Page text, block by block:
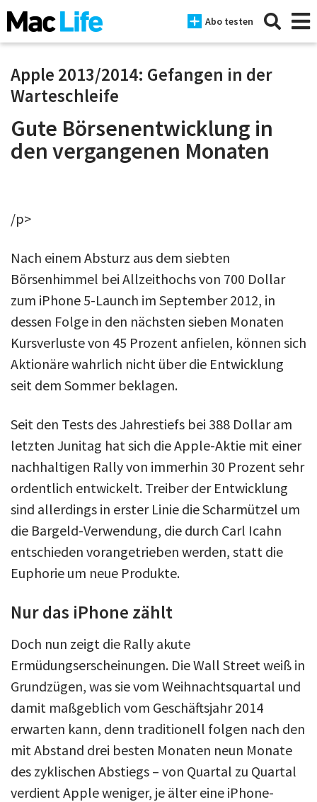
Abo testen
News
iPhone
Tests
Tipps
Magazine
Über uns
Podcast
Mac Life+
Anmelden
Apple 2013/2014: Gefangen in der
Warteschleife
Gute Börsenentwicklung in
den vergangenen Monaten
/p>
Nach einem Absturz aus dem siebten
Börsenhimmel bei Allzeithochs von 700 Dollar
zum iPhone 5-Launch im September 2012, in
dessen Folge in den nächsten sieben Monaten
Kursverluste von 45 Prozent anfielen, können sich
Aktionäre wahrlich nicht über die Entwicklung
seit dem Sommer beklagen.
Seit den Tests des Jahrestiefs bei 388 Dollar am
letzten Junitag hat sich die Apple-Aktie mit einer
nachhaltigen Rally von immerhin 30 Prozent sehr
ordentlich entwickelt. Treiber der Entwicklung
sind allerdings in erster Linie die Scharmützel um
die Bargeld-Verwendung, die durch Carl Icahn
entschieden vorangetrieben werden, statt die
Euphorie um neue Produkte.
Nur das iPhone zählt
Doch nun zeigt die Rally akute
Ermüdungserscheinungen. Die Wall Street weiß in
Grundzügen, was sie vom Weihnachtsquartal und
damit maßgeblich vom Geschäftsjahr 2014
erwarten kann, denn traditionell folgen nach den
mit Abstand drei besten Monaten neun Monate
des zyklischen Abstiegs – von Quartal zu Quartal
verdient Apple weniger, je älter eine iPhone-